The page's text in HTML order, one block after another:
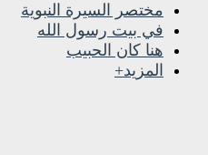
مختصر السيرة النبوية
في بيت رسول الله
هنا كان الحبيب
المزيد+